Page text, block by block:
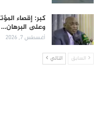
كبر: إقصاء
وعلى البرهان…
أغسطس 7, 2026
السابق التالي